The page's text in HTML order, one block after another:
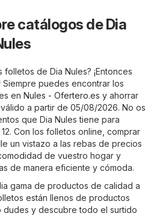
catálogos de Dia
folletos de Dia Nules? ¡Entonces
puedes encontrar los
en Nules - Ofertero.es y ahorrar
a partir de 05/08/2026. No os
que Dia Nules tiene para
Con los folletos online, comprar
un vistazo a las rebas de precios
de vuestro hogar y
de manera eficiente y cómoda.
gama de productos de calidad a
están llenos de productos
dudes y descubre todo el surtido